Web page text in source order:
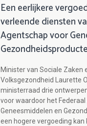
Een eerlijkere
verleende diensten
Agentschap voor
Minister van Sociale Zaken
Volksgezondheid Laurette
ministerraad drie
voor waardoor het
Geneesmiddelen en
een hogere vergoeding